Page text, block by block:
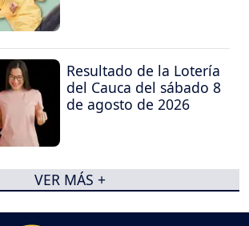
Resultado de la Lotería
del Cauca del sábado 8
de agosto de 2026
VER MÁS +